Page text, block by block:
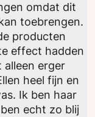
omdat dit
toebrengen.
producten
effect hadden
alleen erger
heel fijn en
Ik ben haar
echt zo blij